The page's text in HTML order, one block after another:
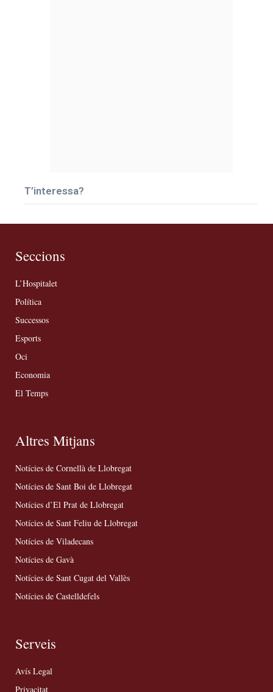
T’interessa?
Seccions
L’Hospitalet
Política
Successos
Esports
Oci
Economia
El Temps
Altres Mitjans
Notícies de Cornellà de Llobregat
Notícies de Sant Boi de Llobregat
Notícies d’El Prat de Llobregat
Notícies de Sant Feliu de Llobregat
Notícies de Viladecans
Notícies de Gavà
Notícies de Sant Cugat del Vallès
Notícies de Castelldefels
Serveis
Avís Legal
Privacitat